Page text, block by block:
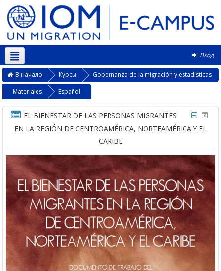
Вход
Русский ‎(ru)‎
В начало Курсы
Gobernanza de la migración y estadísticas
Materiales
Español
EL BIENESTAR DE LAS PERSONAS MIGRANTES
EN LA REGIÓN DE CENTROAMÉRICA, NORTEAMÉRICA Y EL
CARIBE